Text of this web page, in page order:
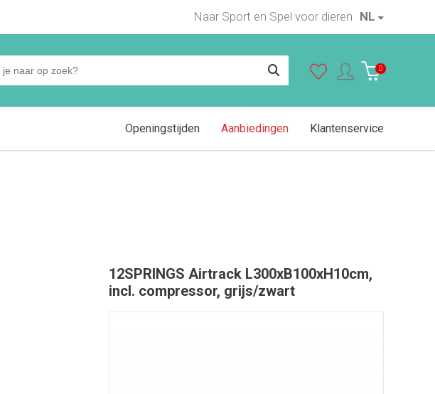
NL
Naar Sport en Spel voor dieren
0
Klantenservice
Aanbiedingen
Openingstijden
12SPRINGS Airtrack L300xB100xH10cm,
incl. compressor, grijs/zwart